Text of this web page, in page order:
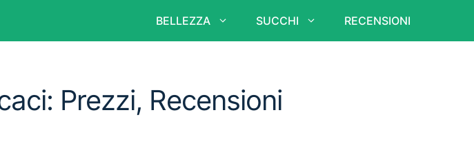
BELLEZZA SUCCHI RECENSIONI
Prezzi, Recensioni